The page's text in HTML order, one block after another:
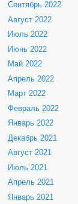
Сентябрь 2022
Август 2022
Июль 2022
Июнь 2022
Май 2022
Апрель 2022
Март 2022
Февраль 2022
Январь 2022
Декабрь 2021
Август 2021
Июль 2021
Апрель 2021
Январь 2021